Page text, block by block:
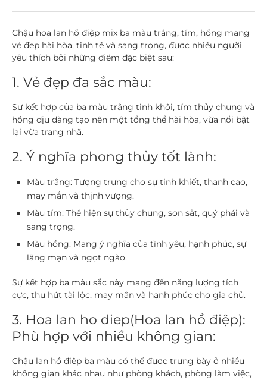
Chậu hoa lan hồ điệp mix ba màu trắng, tím, hồng mang
vẻ đẹp hài hòa, tinh tế và sang trọng, được nhiều người
yêu thích bởi những điểm đặc biệt sau:
1. Vẻ đẹp đa sắc màu:
Sự kết hợp của ba màu trắng tinh khôi, tím thủy chung và
hồng dịu dàng tạo nên một tổng thể hài hòa, vừa nổi bật
lại vừa trang nhã.
2. Ý nghĩa phong thủy tốt lành:
Màu trắng: Tượng trưng cho sự tinh khiết, thanh cao,
may mắn và thịnh vượng.
Màu tím: Thể hiện sự thủy chung, son sắt, quý phái và
sang trọng.
Màu hồng: Mang ý nghĩa của tình yêu, hạnh phúc, sự
lãng mạn và ngọt ngào.
Sự kết hợp ba màu sắc này mang đến năng lượng tích
cực, thu hút tài lộc, may mắn và hạnh phúc cho gia chủ.
3. Hoa lan ho diep(Hoa lan hồ điệp):
Phù hợp với nhiều không gian:
Chậu lan hồ điệp ba màu có thể được trưng bày ở nhiều
không gian khác nhau như phòng khách, phòng làm việc,